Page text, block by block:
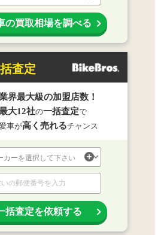
の買取相場を調べる
査定
界最大級の加盟店数！
大12社の一括査定で
車が高く売れるチャンス
括査定を依頼する